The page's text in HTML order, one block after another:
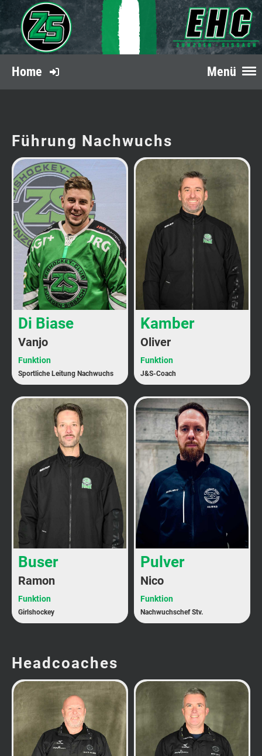
Menü
Home
Führung Nachwuchs
Di Biase
Vanjo
Funktion
Sportliche Leitung Nachwuchs
Kamber
Oliver
Funktion
J&S-Coach
Buser
Ramon
Funktion
Girlshockey
Pulver
Nico
Funktion
Nachwuchschef Stv.
Headcoaches